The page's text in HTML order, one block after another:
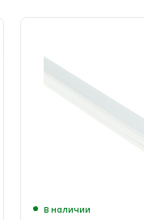
В наличии